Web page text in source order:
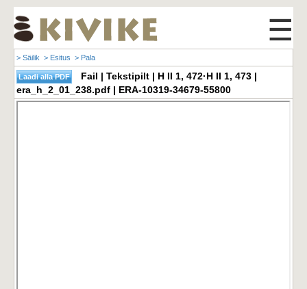
☰
> Säilik > Esitus > Pala
Fail | Tekstipilt | H II 1, 472·H II 1, 473 |
era_h_2_01_238.pdf | ERA-10319-34679-55800